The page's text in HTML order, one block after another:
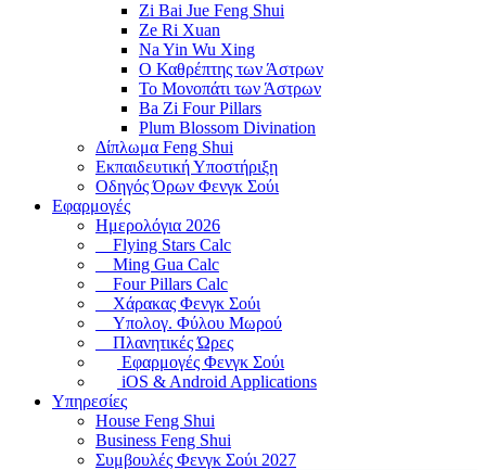
Zi Bai Jue Feng Shui
Ze Ri Xuan
Na Yin Wu Xing
Ο Καθρέπτης των Άστρων
Το Μονοπάτι των Άστρων
Ba Zi Four Pillars
Plum Blossom Divination
Δίπλωμα Feng Shui
Εκπαιδευτική Υποστήριξη
Οδηγός Όρων Φενγκ Σούι
Εφαρμογές
Ημερολόγια 2026
Flying Stars Calc
Ming Gua Calc
Four Pillars Calc
Χάρακας Φενγκ Σούι
Υπολογ. Φύλου Μωρού
Πλανητικές Ώρες
Εφαρμογές Φενγκ Σούι
iOS & Android Applications
Υπηρεσίες
House Feng Shui
Business Feng Shui
Συμβουλές Φενγκ Σούι 2027